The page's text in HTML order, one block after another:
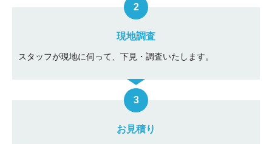
現地調査
スタッフが現地に伺って、下見・調査いたします。
お見積り